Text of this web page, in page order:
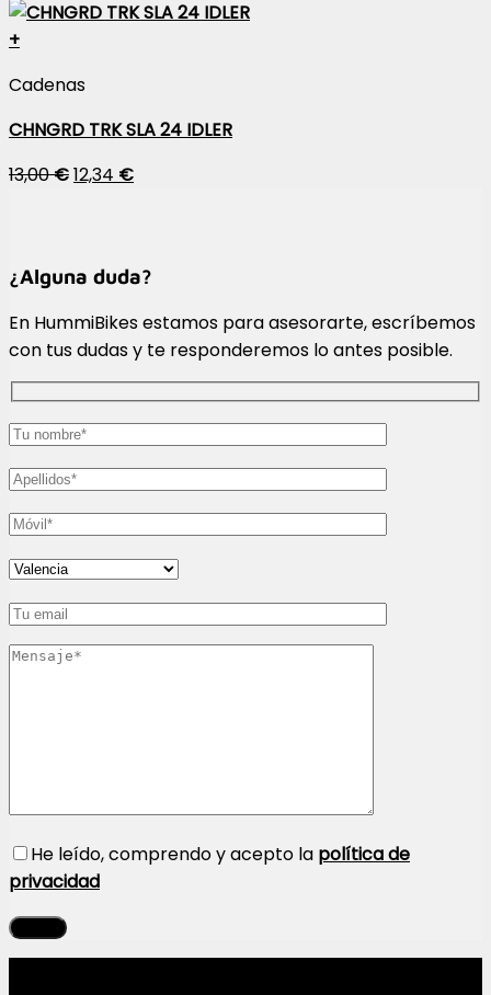
+
Cadenas
CHNGRD TRK SLA 24 IDLER
13,00€12,34 €
¿Alguna duda?
En HummiBikes estamos para asesorarte, escríbemos
con tus dudas y te responderemos lo antes posible.
He leído, comprendo y acepto la política de
privacidad